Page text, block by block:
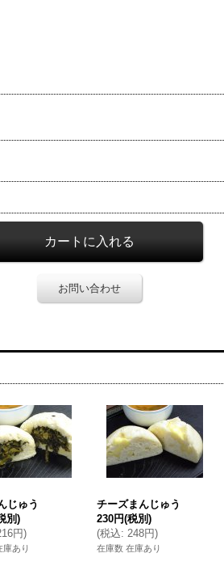
お問い合わせ
じゅう
別)
円)
庫あり
チーズまんじゅう
230円(税別)
(税込: 248円)
在庫数 在庫あり